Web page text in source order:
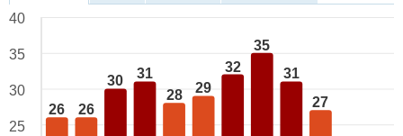
26 26
30 31
28 29
32
35
31
27
40
35
30
25